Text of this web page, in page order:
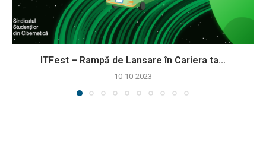
ITFest – Rampă de Lansare în Cariera ta...
10-10-2023